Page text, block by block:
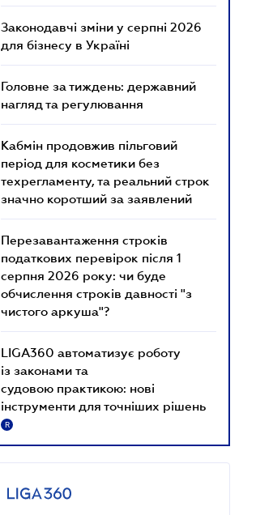
Законодавчі зміни у серпні 2026
для бізнесу в Україні
Головне за тиждень: державний
нагляд та регулювання
Кабмін продовжив пільговий
період для косметики без
техрегламенту, та реальний строк
значно коротший за заявлений
Перезавантаження строків
податкових перевірок після 1
серпня 2026 року: чи буде
обчислення строків давності "з
чистого аркуша"?
LIGA360 автоматизує роботу
із законами та
судовою практикою: нові
інструменти для точніших рішень
R